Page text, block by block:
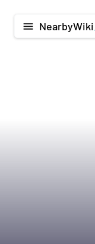
menu NearbyWiki